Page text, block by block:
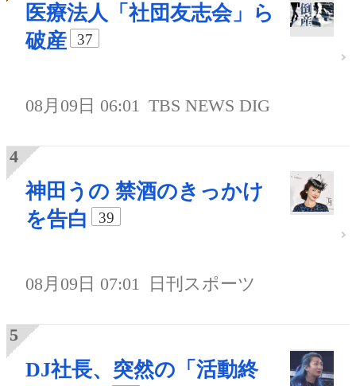
医療法人「社団友志会」ら
破産
37
08月09日 06:01 TBS NEWS DIG
神田うの 禁酒のきっかけ
を告白
39
08月09日 07:01 日刊スポーツ
DJ社長、突然の「活動終